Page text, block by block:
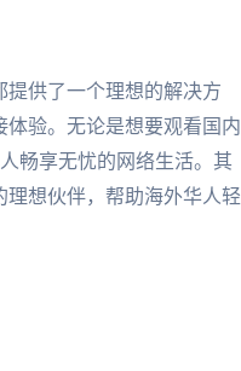
供了一个理想的解决方
验。无论是想要观看国内
畅享无忧的网络生活。其
想伙伴，帮助海外华人轻